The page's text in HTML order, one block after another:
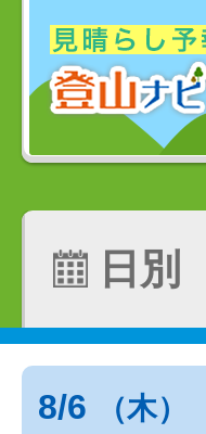
日別
8/6 （木）